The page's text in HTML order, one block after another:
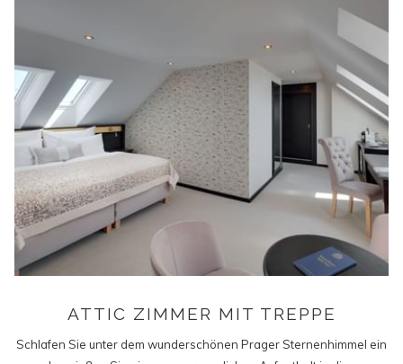
ATTIC ZIMMER MIT TREPPE
Schlafen Sie unter dem wunderschönen Prager Sternenhimmel ein